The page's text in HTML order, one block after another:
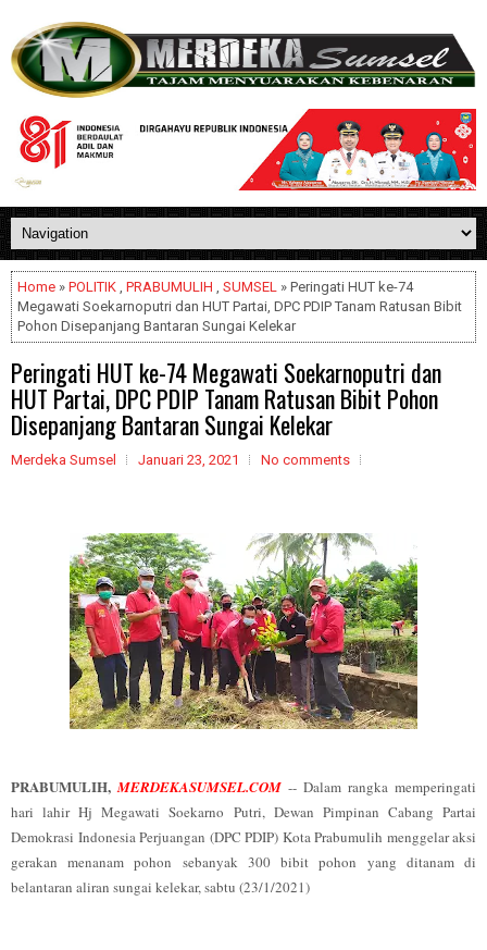
Home » POLITIK , PRABUMULIH , SUMSEL » Peringati HUT ke-74
Megawati Soekarnoputri dan HUT Partai, DPC PDIP Tanam Ratusan Bibit
Pohon Disepanjang Bantaran Sungai Kelekar
Peringati HUT ke-74 Megawati Soekarnoputri dan
HUT Partai, DPC PDIP Tanam Ratusan Bibit Pohon
Disepanjang Bantaran Sungai Kelekar
Merdeka Sumsel Januari 23, 2021 No comments
PRABUMULIH,MERDEKASUMSEL.COM -- Dalam rangka memperingati
hari lahir Hj Megawati Soekarno Putri, Dewan Pimpinan Cabang Partai
Demokrasi Indonesia Perjuangan (DPC PDIP) Kota Prabumulih menggelar aksi
gerakan menanam pohon sebanyak 300 bibit pohon yang ditanam di
belantaran aliran sungai kelekar, sabtu (23/1/2021)